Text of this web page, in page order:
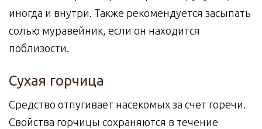
иногда и внутри. Также рекомендуется засыпать
солью муравейник, если он находится
поблизости.
Сухая горчица
Средство отпугивает насекомых за счет горечи.
Свойства горчицы сохраняются в течение